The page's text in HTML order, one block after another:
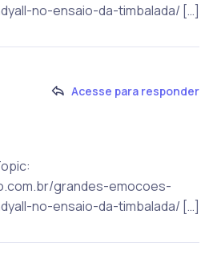
no-ensaio-da-timbalada/ […]
Acesse para responder
grandes-emocoes-
no-ensaio-da-timbalada/ […]